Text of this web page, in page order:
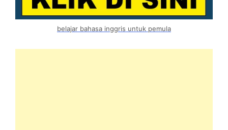
belajar bahasa inggris untuk pemula